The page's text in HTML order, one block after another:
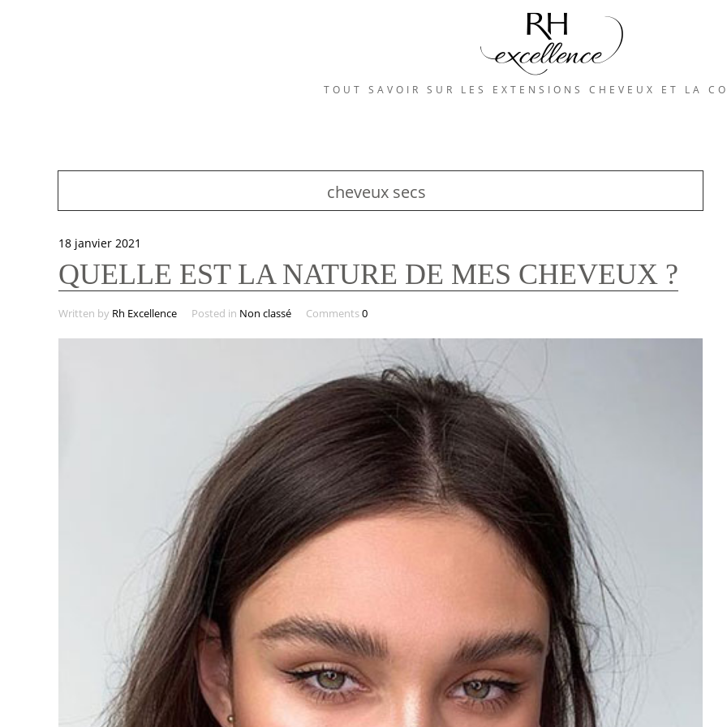
TOUT SAVOIR SUR LES EXTENSIONS CHEVEUX ET LA
cheveux secs
18 janvier 2021
QUELLE EST LA NATURE DE MES CHEVEUX ?
Written by Rh Excellence Posted in Non classé Comments0